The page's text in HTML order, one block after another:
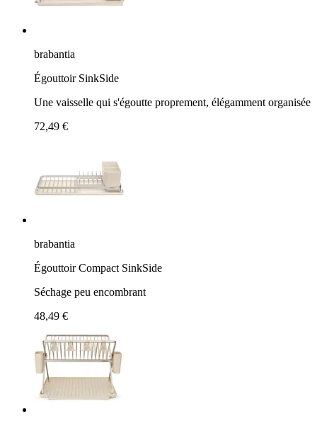
brabantia
Égouttoir SinkSide
Une vaisselle qui s'égoutte proprement, élégamment organisée
72,49 €
brabantia
Égouttoir Compact SinkSide
Séchage peu encombrant
48,49 €